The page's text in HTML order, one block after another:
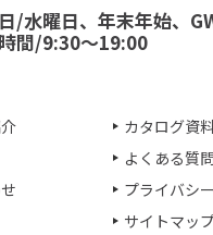
/水曜日、年末年始、
間/9:30～19:00
カタログ資
よくある質
プライバシ
サイトマッ